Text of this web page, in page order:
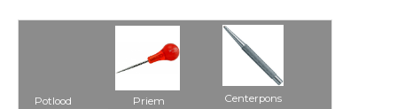
Potlood Centerpons
Priem